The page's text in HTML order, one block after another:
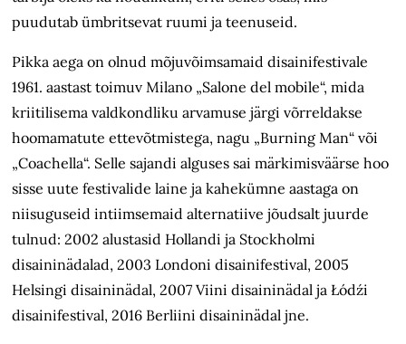
puudutab ümbritsevat ruumi ja teenuseid.
Pikka aega on olnud mõjuvõimsamaid disainifestivale
1961. aastast toimuv Milano „Salone del mobile“, mida
kriitilisema valdkondliku arvamuse järgi võrreldakse
hoomamatute ettevõtmistega, nagu „Burning Man“ või
„Coachella“. Selle sajandi alguses sai märkimisväärse hoo
sisse uute festivalide laine ja kahekümne aastaga on
niisuguseid intiimsemaid alternatiive jõudsalt juurde
tulnud: 2002 alustasid Hollandi ja Stockholmi
disaininädalad, 2003 Londoni disainifestival, 2005
Helsingi disaininädal, 2007 Viini disaini­nädal ja Łódźi
disainifestival, 2016 Berliini disaini­nädal jne.